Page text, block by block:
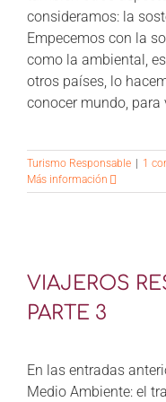
consideramos: la
Empecemos con la
como la ambiental,
otros países, lo
conocer mundo, para
Turismo Responsable
1
Más información
VIAJEROS
PARTE 3
En las entradas
Medio Ambiente: el